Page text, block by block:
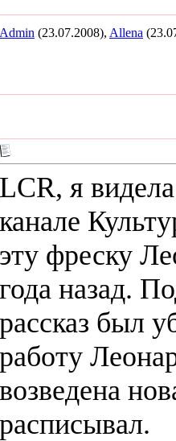
Admin (23.07.2008), Allena
LCR, я
канале
эту фреску
года назад.
рассказ был
работу
возведена
расписывал.